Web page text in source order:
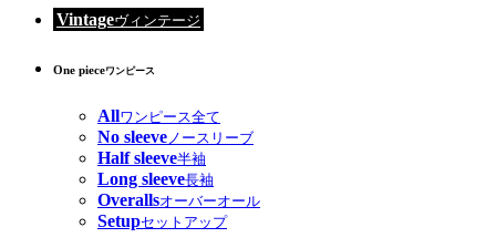
Vintageヴィンテージ
One pieceワンピース
Allワンピース全て
No sleeve ノースリーブ
Half sleeve半袖
Long sleeve長袖
Overallsオーバーオール
Setupセットアップ